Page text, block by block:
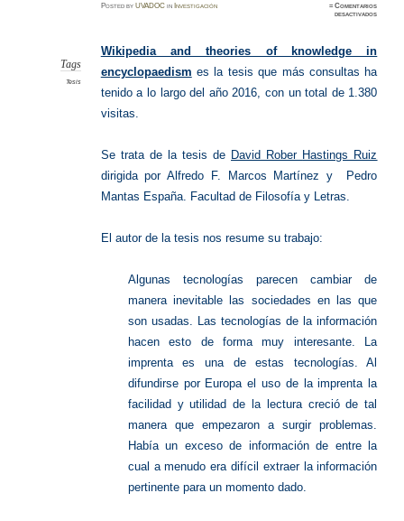
PostedbyUVADOC in Investigación ≈Comentarios
desactivadosen
Tags
Tesis
Wikipedia and theories of knowledge in
encyclopaedism es la tesis que más consultas ha
tenido a lo largo del año 2016, con un total de 1.380
visitas.
Se trata de la tesis de David Rober Hastings Ruiz
dirigida por Alfredo F. Marcos Martínez y Pedro
Mantas España. Facultad de Filosofía y Letras.
El autor de la tesis nos resume su trabajo:
Algunas tecnologías parecen cambiar de
manera inevitable las sociedades en las que
son usadas. Las tecnologías de la información
hacen esto de forma muy interesante. La
imprenta es una de estas tecnologías. Al
difundirse por Europa el uso de la imprenta la
facilidad y utilidad de la lectura creció de tal
manera que empezaron a surgir problemas.
Había un exceso de información de entre la
cual a menudo era difícil extraer la información
pertinente para un momento dado.